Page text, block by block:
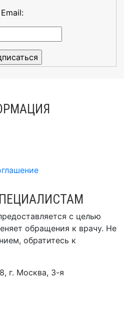
Email:
с целью
обращения к врачу. Не
обратитесь к
г. Москва, 3-я